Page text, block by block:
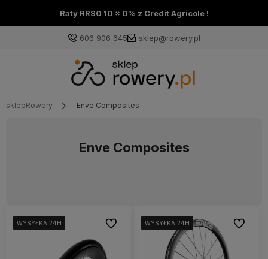
Raty RRS0 10 x 0% z Credit Agricole !
606 906 645 sklep@rowery.pl
sklepRowery Enve Composites
Enve Composites
WYSYŁKA 24H
WYSYŁKA 24H
WYSYŁKA 24H
WYSYŁKA 24H Do ulubionychWYSYŁKA 24H
WYSYŁKA 24H
WYSYŁKA 24H
WYSYŁKA 24H Do